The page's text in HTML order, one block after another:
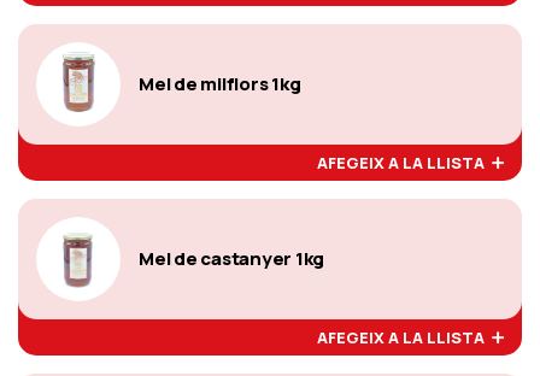
Mel de milflors 1kg
AFEGEIX A LA LLISTA
Mel de castanyer 1kg
AFEGEIX A LA LLISTA